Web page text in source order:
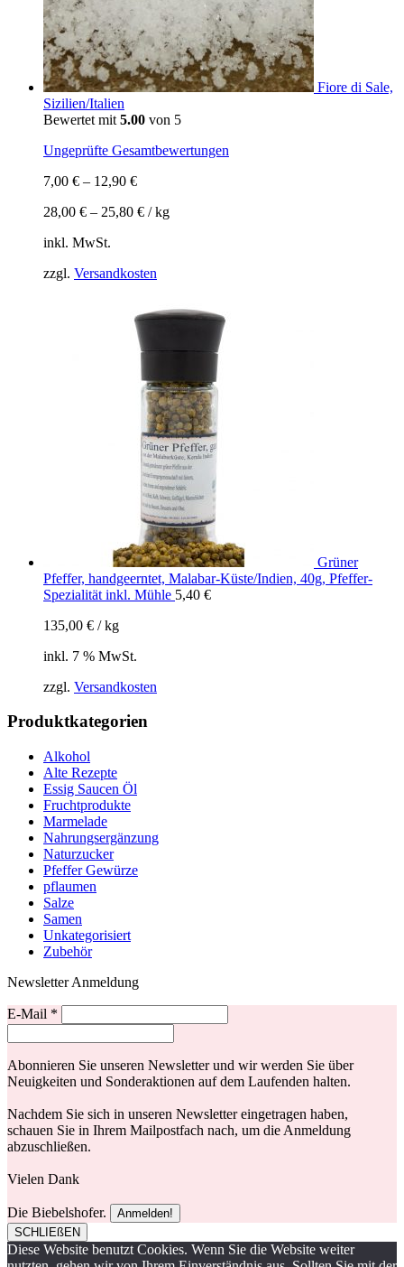
Fiore di Sale,
Sizilien/Italien
Bewertet mit 5.00 von 5
Ungeprüfte Gesamtbewertungen
7,00 € – 12,90 €
28,00 € – 25,80 € /kg
inkl. MwSt.
zzgl. Versandkosten
Grüner
Pfeffer, handgeerntet, Malabar-Küste/Indien, 40g, Pfeffer-
Spezialität inkl. Mühle 5,40 €
135,00 € /kg
inkl. 7 % MwSt.
zzgl. Versandkosten
Produktkategorien
Alkohol
Alte Rezepte
Essig Saucen Öl
Fruchtprodukte
Marmelade
Nahrungsergänzung
Naturzucker
Pfeffer Gewürze
pflaumen
Salze
Samen
Unkategorisiert
Zubehör
Newsletter Anmeldung
E-Mail *
Abonnieren Sie unseren Newsletter und wir werden Sie über
Neuigkeiten und Sonderaktionen auf dem Laufenden halten.
Nachdem Sie sich in unseren Newsletter eingetragen haben,
schauen Sie in Ihrem Mailpostfach nach, um die Anmeldung
abzuschließen.
Vielen Dank
Die Biebelshofer.
SCHLIEßEN
Diese Website benutzt Cookies. Wenn Sie die Website weiter